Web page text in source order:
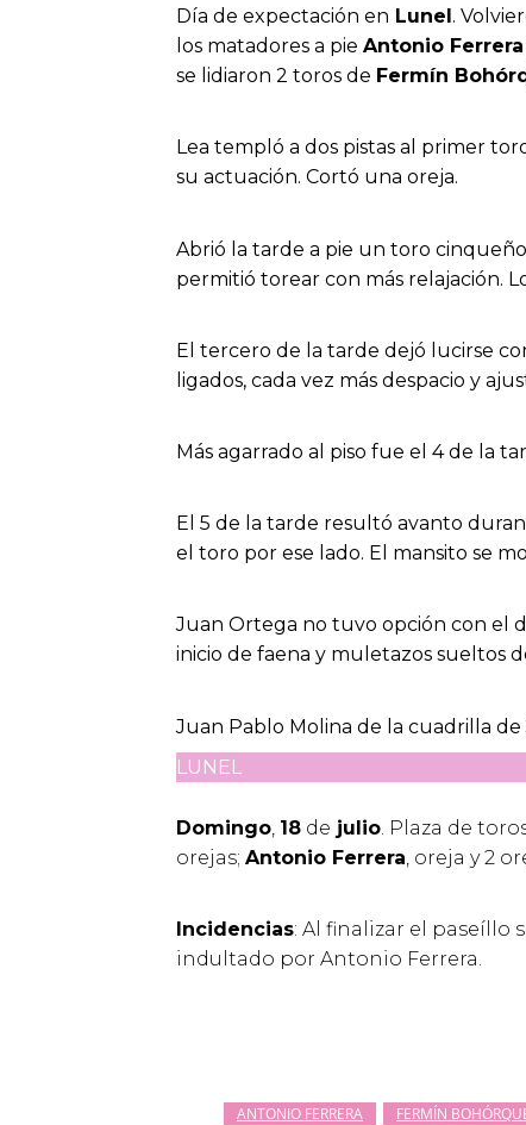
Día de expectación en Lunel .
los matadores a pie Antonio Ferrera
se lidiaron 2 toros de Fermín
Lea templó a dos pistas al primer
su actuación. Cortó una oreja.
Abrió la tarde a pie un toro
permitió torear con más relajación.
El tercero de la tarde dejó lucirse
ligados, cada vez más despacio y
Más agarrado al piso fue el 4 de la
El 5 de la tarde resultó avanto
el toro por ese lado. El mansito se
Juan Ortega no tuvo opción con el
inicio de faena y muletazos sueltos
Juan Pablo Molina de la cuadrilla
LUNEL
Domingo 18 de julio . Plaza de
orejas; Antonio Ferrera , oreja y 2
Incidencias: Al finalizar el paseíllo
indultado por Antonio Ferrera.
ANTONIO FERRERA FERMÍN